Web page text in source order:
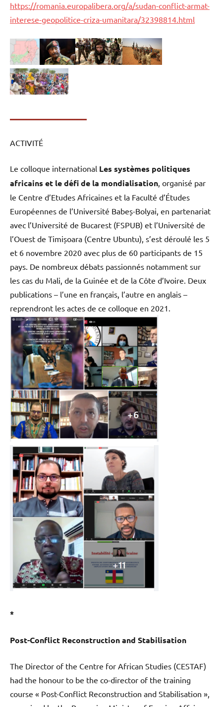
https://romania.europalibera.org/a/sudan-conflict-armat-
interese-geopolitice-criza-umanitara/32398814.html
ACTIVITÉ
Le colloque international Les systèmes politiques
africains et le défi de la mondialisation, organisé par
le Centre d’Etudes Africaines et la Faculté d’Études
Européennes de l’Université Babeș-Bolyai, en partenariat
avec l’Université de Bucarest (FSPUB) et l’Université de
l’Ouest de Timișoara (Centre Ubuntu), s’est déroulé les 5
et 6 novembre 2020 avec plus de 60 participants de 15
pays. De nombreux débats passionnés notamment sur
les cas du Mali, de la Guinée et de la Côte d’Ivoire. Deux
publications – l’une en français, l’autre en anglais –
reprendront les actes de ce colloque en 2021.
*
Post-Conflict Reconstruction and Stabilisation
The Director of the Centre for African Studies (CESTAF)
had the honour to be the co-director of the training
course « Post-Conflict Reconstruction and Stabilisation »,